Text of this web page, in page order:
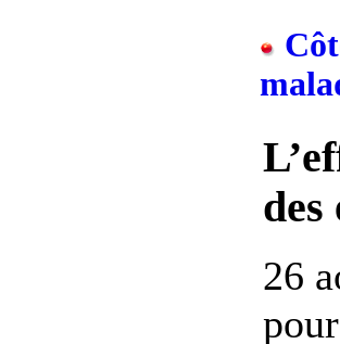
des
26